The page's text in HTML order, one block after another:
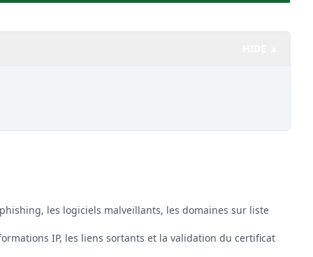
les logiciels malveillants, les domaines sur liste
IP, les liens sortants et la validation du certificat